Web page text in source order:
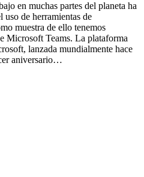
en muchas partes del planeta ha
uso de herramientas de
muestra de ello tenemos
Microsoft Teams. La plataforma
lanzada mundialmente hace
aniversario…